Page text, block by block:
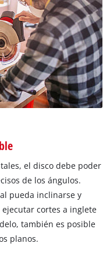
el disco debe poder
de los ángulos.
pueda inclinarse y
cortes a inglete
también es posible
planos.